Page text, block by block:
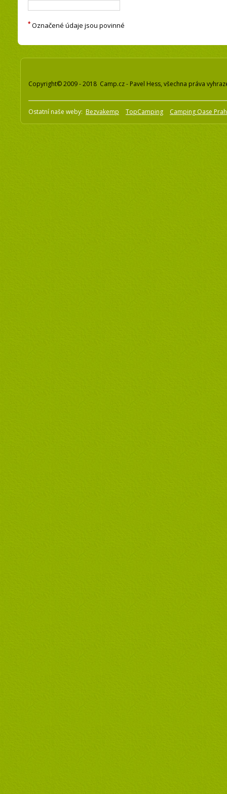
* Označené údaje jsou povinné
Copyright© 2009 - 2018 Camp.cz - Pavel Hess, všechna práva
Ostatní naše weby: Bezvakemp TopCamping Camping Oase